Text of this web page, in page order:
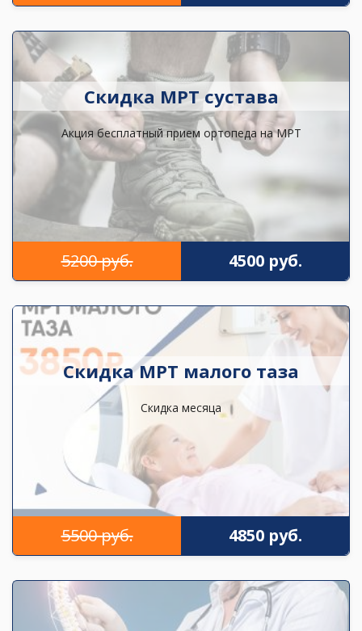
Скидка МРТ сустава
Акция бесплатный прием ортопеда на МРТ
5200 руб. 4500 руб.
Скидка МРТ малого таза
Скидка месяца
5500 руб. 4850 руб.